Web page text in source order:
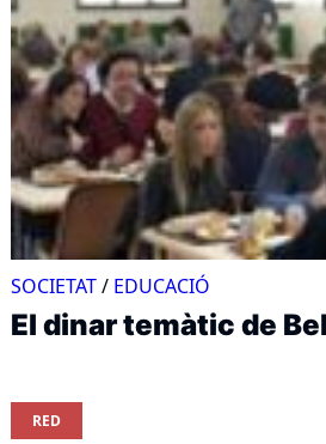
SOCIETAT/ EDUCACIÓ
El dinar temàtic de
RED